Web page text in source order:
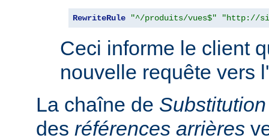
RewriteRule "^/produits/vues$" "http://
Ceci informe le client
nouvelle requête vers
La chaîne de Substitution
des références arrières